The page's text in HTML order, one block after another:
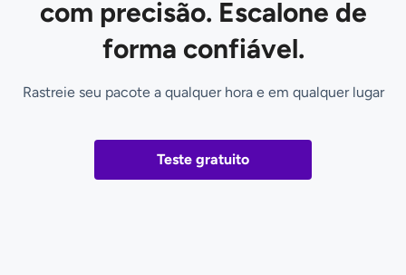
com precisão. Escalone de
forma confiável.
Rastreie seu pacote a qualquer hora e em qualquer lugar
Teste gratuito